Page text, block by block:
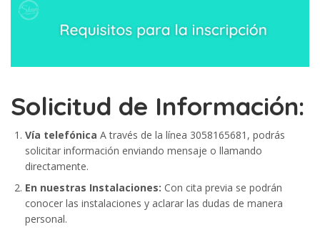
Solicitud de Información:
Vía telefónica A través de la línea 3058165681, podrás
solicitar información enviando mensaje o llamando
directamente.
En nuestras Instalaciones: Con cita previa se podrán
conocer las instalaciones y aclarar las dudas de manera
personal.